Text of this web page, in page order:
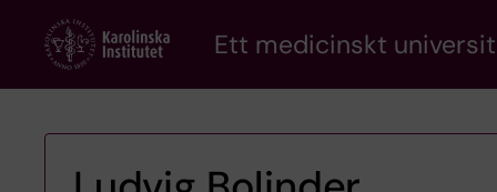
content
Ett medicinskt